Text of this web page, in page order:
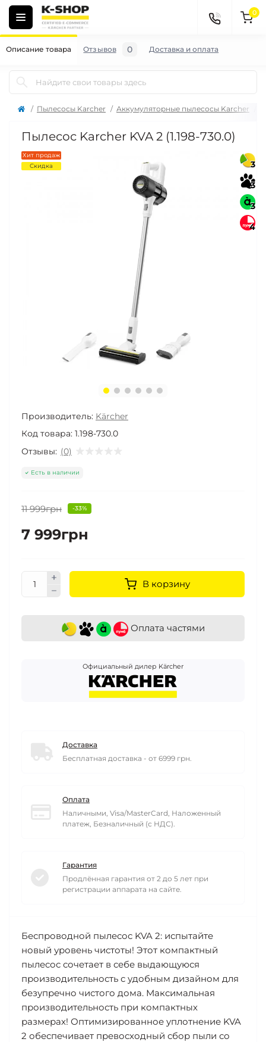
0
Пылесосы Karcher Аккумуляторные пылесосы Karcher
Пылесос Karcher KVA 2 (1.198-730.0)
3
3
3
4
Хит продаж
Скидка
Производитель: Kärcher
Код товара: 1.198-730.0
Отзывы: (0)
Есть в наличии
11 999грн -33%
7 999грн
В корзину
Оплата частями
Официальный дилер Kärcher
Доставка
Бесплатная доставка - от 6999 грн.
Оплата
Наличными, Visa/MasterCard, Наложенный
платеж, Безналичный (с НДС).
Гарантия
Продлённая гарантия от 2 до 5 лет при
регистрации аппарата на сайте.
Описание товара Отзывов 0 Доставка и оплата
Беспроводной пылесос KVA 2: испытайте
новый уровень чистоты! Этот компактный
пылесос сочетает в себе выдающуюся
производительность с удобным дизайном для
безупречно чистого дома. Максимальная
производительность при компактных
размерах! Оптимизированное уплотнение KVA
2 обеспечивает превосходный сбор пыли со